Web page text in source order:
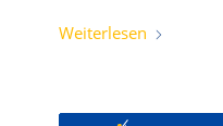
Weiterlesen